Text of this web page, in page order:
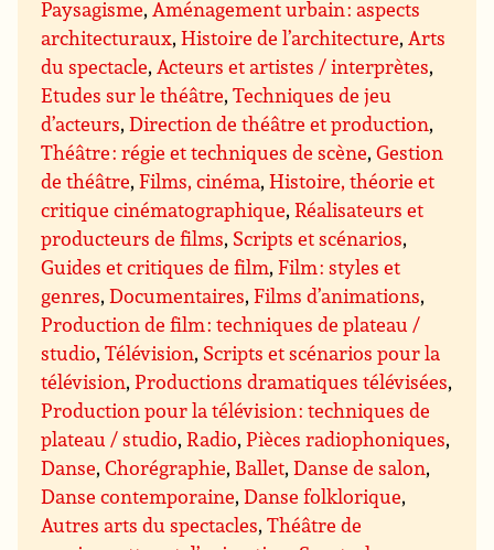
Paysagisme,Aménagement urbain : aspects
architecturaux,Histoire de l’architecture,Arts
du spectacle,Acteurs et artistes / interprètes,
Etudes sur le théâtre,Techniques de jeu
d’acteurs,Direction de théâtre et production,
Théâtre : régie et techniques de scène,Gestion
de théâtre,Films, cinéma,Histoire, théorie et
critique cinématographique,Réalisateurs et
producteurs de films, Scripts et scénarios,
Guides et critiques de film,Film : styles et
genres,Documentaires,Films d’animations,
Production de film : techniques de plateau /
studio,Télévision, Scripts et scénarios pour la
télévision,Productions dramatiques télévisées,
Production pour la télévision : techniques de
plateau / studio,Radio,Pièces radiophoniques,
Danse,Chorégraphie, Ballet,Danse de salon,
Danse contemporaine,Danse folklorique,
Autres arts du spectacles,Théâtre de